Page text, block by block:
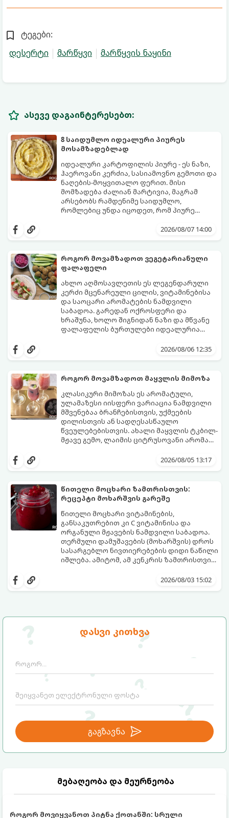
დასვი კითხვა
გაგზავნა
მებაღეობა და მეურნეობა
როგორ მოვიყვანოთ პიტნა ქოთანში: სრული
ტეგები:
დესერტი
მარწყვი მარწყვის ნაყინი
ასევე დაგაინტერესებთ:
8 საიდუმლო იდეალური პიურეს
მოსამზადებლად
იდეალური კარტოფილის პიურე - ეს ნაზი,
ჰაეროვანი კერძია, სასიამოვნო გემოთი და
ნაღების-მოყვითალო ფერით. მისი
მომზადება ძალიან მარტივია, მაგრამ
არსებობს რამდენიმე საიდუმლო,
რომლებიც უნდა იცოდეთ, რომ პიურე
2026/08/07 14:00
როგორ მოვამზადოთ ვეგეტარიანული
ფალაფელი
ახლო აღმოსავლეთის ეს ლეგენდარული
კერძი მცენარეული ცილის, ვიტამინებისა
და საოცარი არომატების ნამდვილი
საბადოა. გარედან ოქროსფერი და
ხრაშუნა, ხოლო შიგნიდან ნაზი და მწვანე
ფალაფელის ბურთულები იდეალურია
სალათებთან ერთად ან ტახინის (სესამის)
მდგომარეობს, რომ გამოიყენება
შეწვისას ფორმა იდეალურად შეინარჩუნოს
და არ დაიშალოს.
მომზადების დრო: 20 წუთი (დამატებით
მუხუდოს ჩალბობის დრო: 12-24 საათი)
შეწვის დრო: 10–15 წუთი ულუფა: 20–24 ცალი
ბურთულა (4–6 პორცია)
2026/08/06 12:35
როგორ მოვამზადოთ მაყვლის მიმოზა
კლასიკური მიმოზას ეს არომატული,
ულამაზესი იისფერი ვარიაცია ნამდვილი
მშვენებაა ბრანჩებისთვის, უქმეების
დილისთვის ან სადღესასწაულო
წვეულებებისთვის. ახალი მაყვლის ტკბილ-
მჟავე გემო, ლაიმის ციტრუსოვანი არომატი
საოცრად დახვეწილ და მაგრილებელ
და მის მომზადებას მინიმალური
პორცია
2026/08/05 13:17
წითელი მოცხარი ზამთრისთვის:
რეცეპტი მოხარშვის გარეშე
წითელი მოცხარი ვიტამინების,
განსაკუთრებით კი C ვიტამინისა და
ორგანული მჟავების ნამდვილი საბადოა.
თერმული დამუშავების (მოხარშვის) დროს
სასარგებლო ნივთიერებების დიდი ნაწილი
იშლება. ამიტომ, ამ კენკრის ზამთრისთვის
მომზადებაა - მოხარშვის გარეშე.
ბუნებრივ, კაშკაშა გემოს, არომატს და
2026/08/03 15:02